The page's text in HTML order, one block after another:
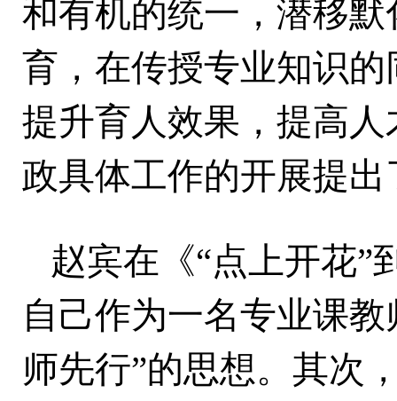
和有机的统一，潜移
育，在传授专业知识
提升育人效果，提高
政具体工作的开展提
赵宾在《“点上开花”
自己作为一名专业课
师先行”的思想。其次